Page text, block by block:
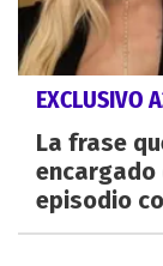
EXCLUSIVO
La frase
encargado
episodio